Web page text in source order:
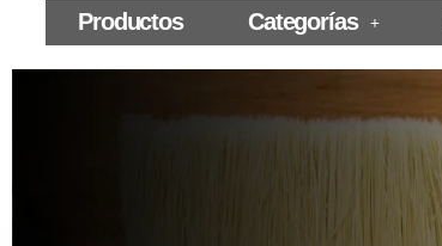
Productos Categorías